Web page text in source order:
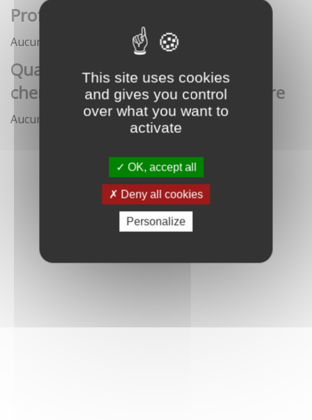
This site uses cookies
and gives you control
over what you want to
activate
OK, accept all
Deny all cookies
Personalize
Profession architecte
Aucune démarche pour le moment
Qualification des enseignants-
chercheurs en écoles d'architecture
Aucune démarche pour le moment